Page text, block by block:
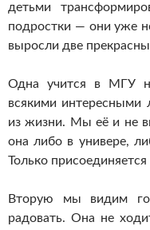
детьми
подростки — они уже
выросли две
Одна учится в МГУ
всякими интересными
из жизни. Мы её и не
она либо в универе,
Только
Вторую мы видим
радовать. Она не